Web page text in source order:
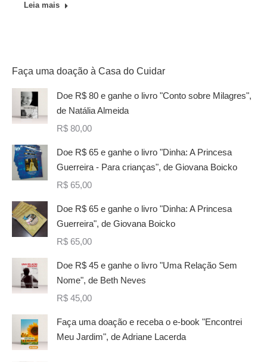
Leia mais
Faça uma doação à Casa do Cuidar
Doe R$ 80 e ganhe o livro "Conto sobre Milagres",
de Natália Almeida
R$ 80,00
Doe R$ 65 e ganhe o livro "Dinha: A Princesa
Guerreira - Para crianças", de Giovana Boicko
R$ 65,00
Doe R$ 65 e ganhe o livro "Dinha: A Princesa
Guerreira", de Giovana Boicko
R$ 65,00
Doe R$ 45 e ganhe o livro "Uma Relação Sem
Nome", de Beth Neves
R$ 45,00
Faça uma doação e receba o e-book "Encontrei
Meu Jardim", de Adriane Lacerda